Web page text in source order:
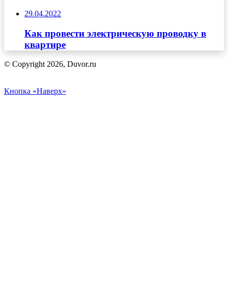
29.04.2022
Как провести электрическую проводку в
квартире
© Copyright 2026, Duvor.ru
Кнопка «Наверх»